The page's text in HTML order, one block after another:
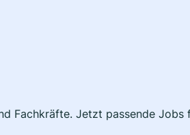
Fachkräfte. Jetzt passende